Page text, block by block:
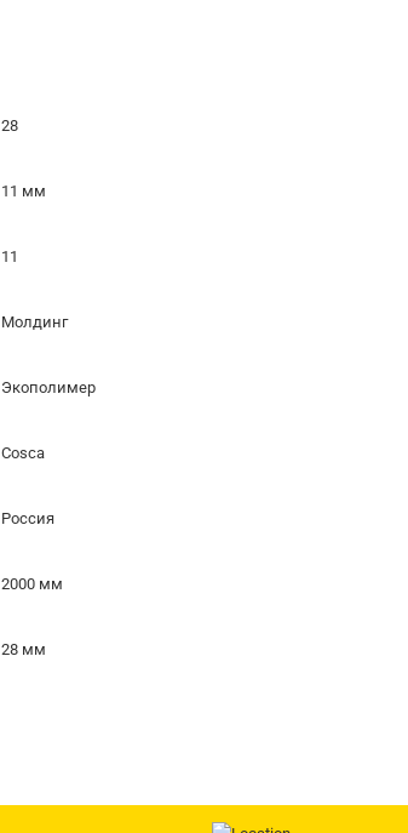
28
11 мм
11
Молдинг
Экополимер
Cosca
Россия
2000 мм
28 мм